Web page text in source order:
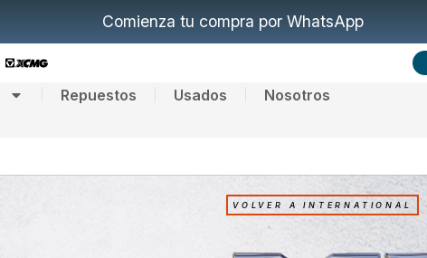
Comienza tu compra por WhatsApp
Repuestos Usados Nosotros
VOLVER A INTERNATIONAL